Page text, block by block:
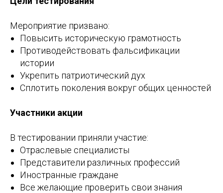
Мероприятие призвано:
Повысить историческую грамотность
Противодействовать фальсификации
истории
Укрепить патриотический дух
Сплотить поколения вокруг общих ценностей
Участники акции
В тестировании приняли участие:
Отраслевые специалисты
Представители различных профессий
Иностранные граждане
Все желающие проверить свои знания